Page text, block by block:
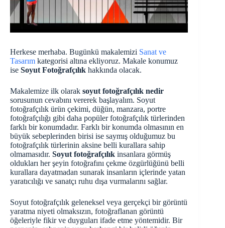
Herkese merhaba. Bugünkü makalemizi Sanat ve
Tasarım kategorisi altına ekliyoruz. Makale konumuz
ise Soyut Fotoğrafçılık hakkında olacak.
Makalemize ilk olarak soyut fotoğrafçılık nedir
sorusunun cevabını vererek başlayalım. Soyut
fotoğrafçılık ürün çekimi, düğün, manzara, portre
fotoğrafçılığı gibi daha popüler fotoğrafçılık türlerinden
farklı bir konumdadır. Farklı bir konumda olmasının en
büyük sebeplerinden birisi ise saymış olduğumuz bu
fotoğrafçılık türlerinin aksine belli kurallara sahip
olmamasıdır. Soyut fotoğrafçılık insanlara görmüş
oldukları her şeyin fotoğrafını çekme özgürlüğünü belli
kurallara dayatmadan sunarak insanların içlerinde yatan
yaratıcılığı ve sanatçı ruhu dışa vurmalarını sağlar.
Soyut fotoğrafçılık geleneksel veya gerçekçi bir görüntü
yaratma niyeti olmaksızın, fotoğraflanan görüntü
öğeleriyle fikir ve duyguları ifade etme yöntemidir. Bir